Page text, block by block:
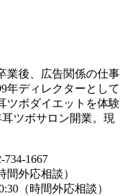
業後、広告関係の仕事
年ディレクターとして
ツボダイエットを体験
耳ツボサロン開業。現
734-1667
間外応相談）
時間外応相談）